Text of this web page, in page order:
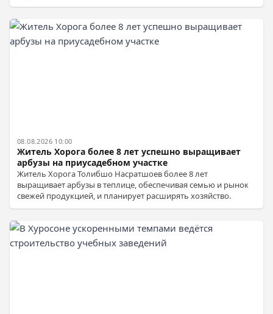
08.08.2026 10:00
Житель Хорога более 8 лет успешно выращивает
арбузы на приусадебном участке
Житель Хорога Толибшо Насратшоев более 8 лет
выращивает арбузы в теплице, обеспечивая семью и рынок
свежей продукцией, и планирует расширять хозяйство.